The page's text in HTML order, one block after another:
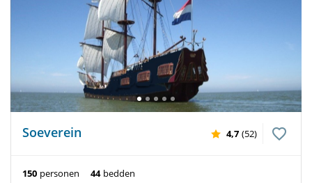
Soeverein 4,7 (52)
150 personen 44 bedden